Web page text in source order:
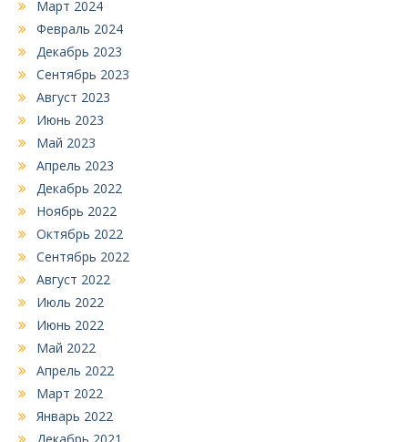
Март 2024
Февраль 2024
Декабрь 2023
Сентябрь 2023
Август 2023
Июнь 2023
Май 2023
Апрель 2023
Декабрь 2022
Ноябрь 2022
Октябрь 2022
Сентябрь 2022
Август 2022
Июль 2022
Июнь 2022
Май 2022
Апрель 2022
Март 2022
Январь 2022